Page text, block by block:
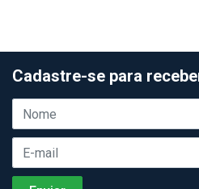
Cadastre-se para